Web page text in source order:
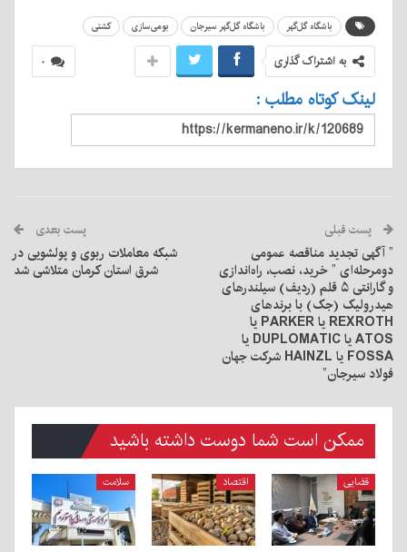
باشگاه گل‌گهر باشگاه گل‌گهر سیرجان بومی‌سازی کشتی
۰ به اشتراک گذاری
لینک کوتاه مطلب :
پست قبلی
” آگهی تجدید مناقصه عمومی
دومرحله‌ای ” خرید، نصب، راه‌اندازی
و گارانتی ۵ قلم (ردیف) سیلندرهای
هیدرولیک (جک) با برندهای
REXROTH یا PARKER یا
ATOS یا DUPLOMATIC یا
FOSSA یا HAINZL شرکت جهان
فولاد سیرجان”
پست بعدی
شبکه معاملات ربوی و پولشویی در
شرق استان کرمان متلاشی شد
ممکن است شما دوست داشته باشید
قضایی اقتصاد سلامت